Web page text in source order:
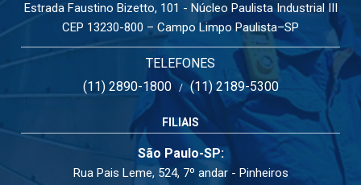
Estrada Faustino Bizetto, 101 - Núcleo Paulista Industrial III
CEP 13230-800 – Campo Limpo Paulista–SP
TELEFONES
(11) 2890-1800/(11) 2189-5300
FILIAIS
São Paulo-SP:
Rua Pais Leme, 524, 7º andar - Pinheiros